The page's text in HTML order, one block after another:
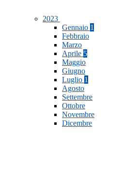
2023
Gennaio 1
Febbraio
Marzo
Aprile 5
Maggio
Giugno
Luglio 1
Agosto
Settembre
Ottobre
Novembre
Dicembre